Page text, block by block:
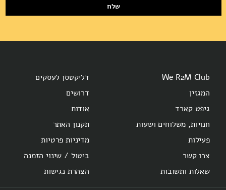
שלח
We R2M Club
המגזין
גיפט קארד
חנויות, משלוחים ושעות
פעילות
צרו קשר
שאלות ותשובות
דליקטסן לעסקים
דרושים
אודות
תקנון האתר
מדיניות פרטיות
ביטול / שינוי הזמנה
הצהרת נגישות